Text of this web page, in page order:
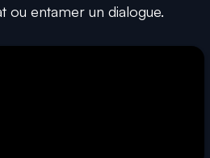
entamer un dialogue.